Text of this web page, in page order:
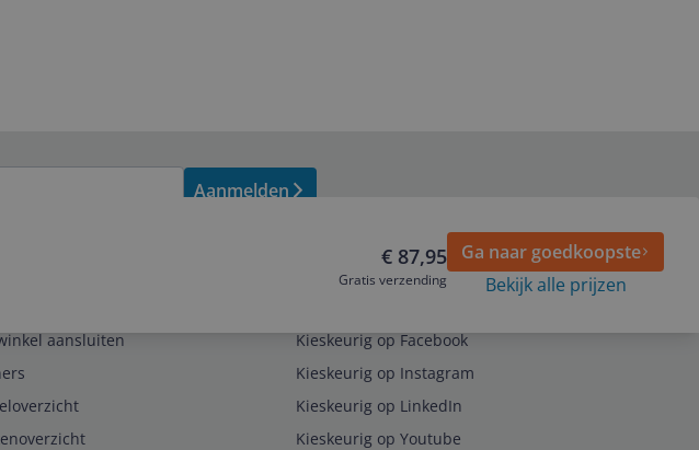
€ 87,95
Gratis verzending
Ga naar goedkoopste
Bekijk alle prijzen
Aanmelden
aansluiten
Kieskeurig op Facebook
Kieskeurig op Instagram
Kieskeurig op LinkedIn
Kieskeurig op Youtube